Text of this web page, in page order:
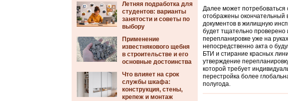
Летняя подработка для
студентов: варианты
занятости и советы по
выбору
Применение
известнякового щебня
в строительстве и его
основные достоинства
Что влияет на срок
службы шкафа:
конструкция, стены,
крепеж и монтаж
Далее может
отображены окончательный
документов в жилищную
будет тщательно проверено
перепланировке уже на
непосредственно акта о
БТИ и стирание красных
утверждение
которой требует
перестройка более
полугода.